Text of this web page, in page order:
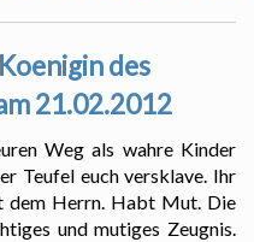
des
21.02.2012
Weg als wahre Kinder
Teufel euch versklave. Ihr
dem Herrn. Habt Mut. Die
und mutiges Zeugnis.